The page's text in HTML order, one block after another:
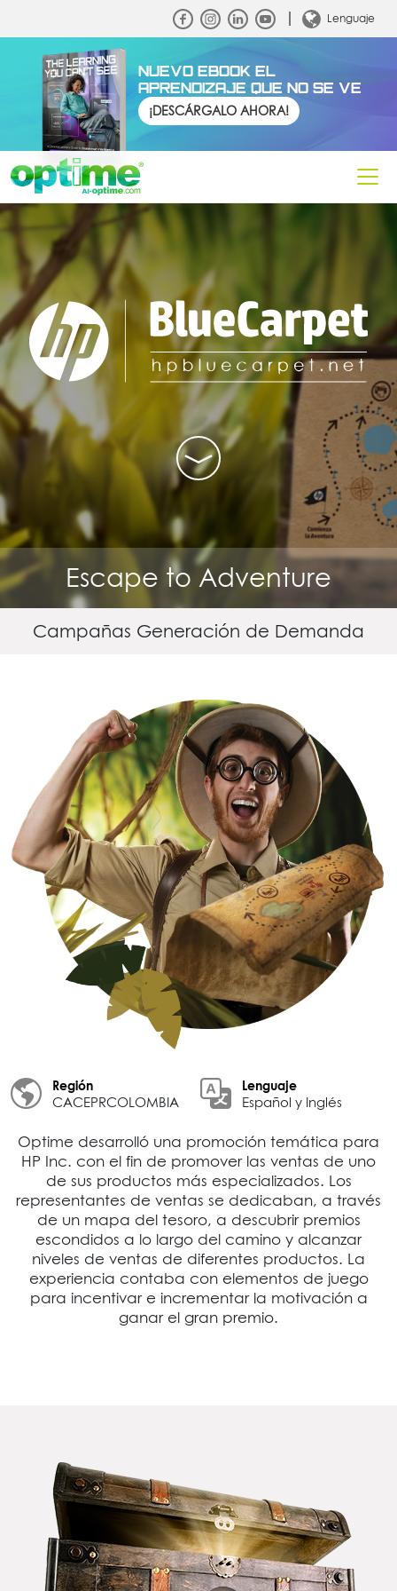
Lenguaje
NUEVO EBOOK EL
APRENDIZAJE QUE NO SE VE
¡DESCÁRGALO AHORA!
Escape to Adventure
Campañas Generación de Demanda
Región
CACEPRCOLOMBIA
Lenguaje
Español y Inglés
Optime desarrolló una promoción temática para
HP Inc. con el fin de promover las ventas de uno
de sus productos más especializados. Los
representantes de ventas se dedicaban, a través
de un mapa del tesoro, a descubrir premios
escondidos a lo largo del camino y alcanzar
niveles de ventas de diferentes productos. La
experiencia contaba con elementos de juego
para incentivar e incrementar la motivación a
ganar el gran premio.